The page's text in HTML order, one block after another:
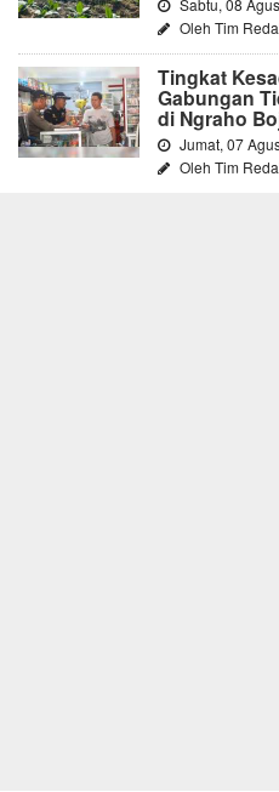
Sabtu, 08
Oleh Tim
Tingkat
Gabungan
di Ngraho
Jumat, 07
Oleh Tim